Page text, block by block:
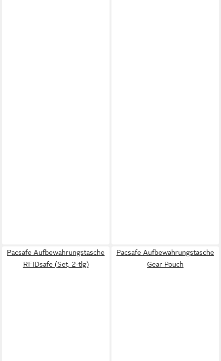
Pacsafe Aufbewahrungstasche
RFIDsafe (Set, 2-tlg)
Pacsafe Aufbewahrungstasche
Gear Pouch